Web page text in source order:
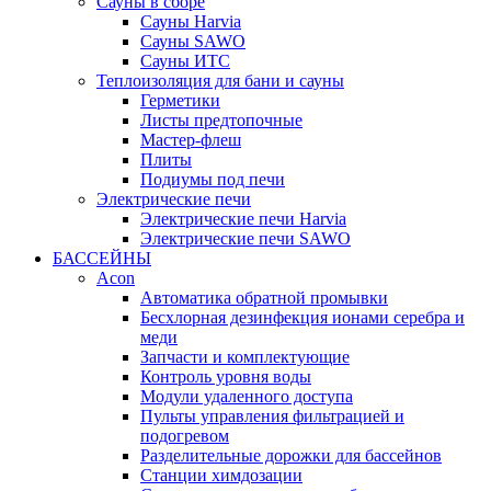
Cауны Harvia
Сауны SAWO
Сауны ИТС
Теплоизоляция для бани и сауны
Герметики
Листы предтопочные
Мастер-флеш
Плиты
Подиумы под печи
Электрические печи
Электрические печи Harvia
Электрические печи SAWO
БАССЕЙНЫ
Acon
Автоматика обратной промывки
Беcхлорная дезинфекция ионами серебра и
меди
Запчасти и комплектующие
Контроль уровня воды
Модули удаленного доступа
Пульты управления фильтрацией и
подогревом
Разделительные дорожки для бассейнов
Станции химдозации